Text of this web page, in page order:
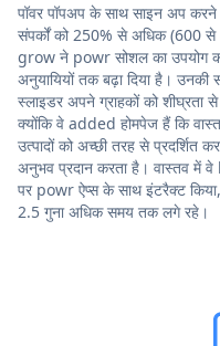
पॉवर पॉपअप के साथ साइन अप
संपर्कों को 250% से अधिक (600
grow ने powr सोशल का उपयोग
अनुयायियों तक बढ़ा दिया है।
स्लाइडर अपने ग्राहकों को
क्योंकि वे added होमपेज हैं कि
उत्पादों को अच्छी तरह से प्रदर्शित
अनुभव प्रदान करता है। वास्तव में
पर powr ऐप्स के साथ इंटरैक्ट
2.5 गुना अधिक समय तक लगे रहे।